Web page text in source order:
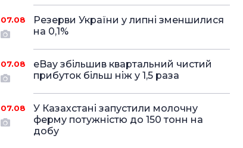
07.08
Резерви України у липні зменшилися
на 0,1%
07.08
eBay збільшив квартальний чистий
прибуток більш ніж у 1,5 раза
07.08
У Казахстані запустили молочну
ферму потужністю до 150 тонн на
добу